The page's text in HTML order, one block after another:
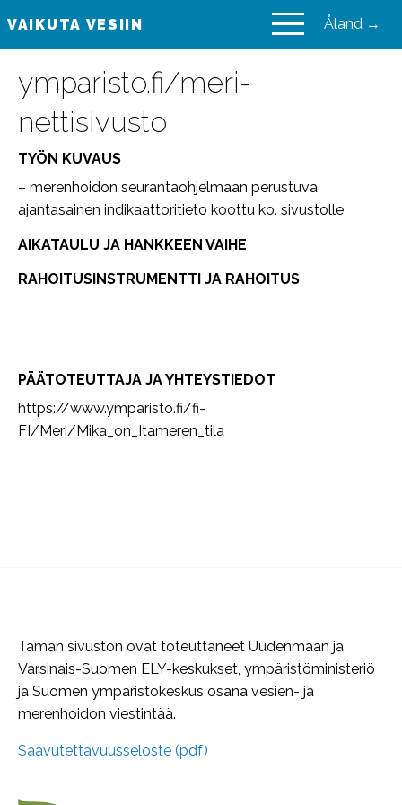
VAIKUTA VESIIN VAIKUTA VESIIN Åland →
ymparisto.fi/meri-
nettisivusto
TYÖN KUVAUS
– merenhoidon seurantaohjelmaan perustuva
ajantasainen indikaattoritieto koottu ko. sivustolle
AIKATAULU JA HANKKEEN VAIHE
RAHOITUSINSTRUMENTTI JA RAHOITUS
PÄÄTOTEUTTAJA JA YHTEYSTIEDOT
https://www.ymparisto.fi/fi-
FI/Meri/Mika_on_Itameren_tila
Tämän sivuston ovat toteuttaneet Uudenmaan ja
Varsinais-Suomen ELY-keskukset, ympäristöministeriö
ja Suomen ympäristökeskus osana vesien- ja
merenhoidon viestintää.
Saavutettavuusseloste (pdf)